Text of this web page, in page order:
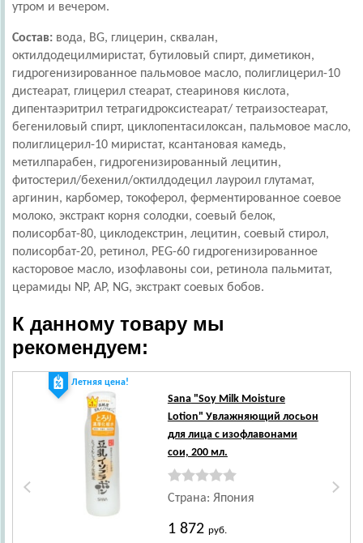
утром и вечером.
Состав: вода, BG, глицерин, сквалан,
октилдодецилмиристат, бутиловый спирт, диметикон,
гидрогенизированное пальмовое масло, полиглицерил-10
дистеарат, глицерил стеарат, стеариновя кислота,
дипентаэритрил тетрагидроксистеарат/ тетраизостеарат,
бегениловый спирт, циклопентасилоксан, пальмовое масло,
полиглицерил-10 миристат, ксантановая камедь,
метилпарабен, гидрогенизированный лецитин,
фитостерил/бехенил/октилдодецил лауроил глутамат,
аргинин, карбомер, токоферол, ферментированное соевое
молоко, экстракт корня солодки, соевый белок,
полисорбат-80, циклодекстрин, лецитин, соевый стирол,
полисорбат-20, ретинол, PEG-60 гидрогенизированное
касторовое масло, изофлавоны сои, ретинола пальмитат,
церамиды NP, AP, NG, экстракт соевых бобов.
К данному товару мы
рекомендуем:
Летняя цена!
Sana"Soy Milk Moisture
Lotion" Увлажняющий лосьон
для лица с изофлавонами
сои, 200 мл.
Страна: Япония
1 872 руб.